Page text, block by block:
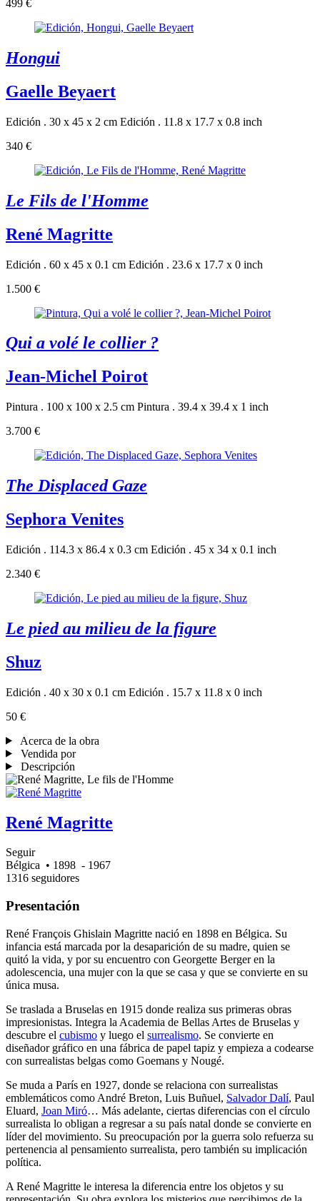
499 €
Hongui
Gaelle Beyaert
Edición . 30 x 45 x 2 cm Edición . 11.8 x 17.7 x 0.8 inch
340 €
Le Fils de l'Homme
René Magritte
Edición . 60 x 45 x 0.1 cm Edición . 23.6 x 17.7 x 0 inch
1.500 €
Qui a volé le collier ?
Jean-Michel Poirot
Pintura . 100 x 100 x 2.5 cm Pintura . 39.4 x 39.4 x 1 inch
3.700 €
The Displaced Gaze
Sephora Venites
Edición . 114.3 x 86.4 x 0.3 cm Edición . 45 x 34 x 0.1 inch
2.340 €
Le pied au milieu de la figure
Shuz
Edición . 40 x 30 x 0.1 cm Edición . 15.7 x 11.8 x 0 inch
50 €
Acerca de la obra
Vendida por
Descripción
René Magritte
Seguir
Bélgica • 1898 - 1967
1316 seguidores
Presentación
René François Ghislain Magritte nació en 1898 en Bélgica. Su
infancia está marcada por la desaparición de su madre, quien se
quitó la vida, y por su encuentro con Georgette Berger en la
adolescencia, una mujer con la que se casa y que se convierte en su
única musa.
Se traslada a Bruselas en 1915 donde realiza sus primeras obras
impresionistas. Integra la Academia de Bellas Artes de Bruselas y
descubre el cubismo y luego el surrealismo. Se convierte en
diseñador gráfico en una fábrica de papel tapiz y empieza a codearse
con surrealistas belgas como Goemans y Nougé.
Se muda a París en 1927, donde se relaciona con surrealistas
emblemáticos como André Breton, Luis Buñuel, Salvador Dalí, Paul
Eluard, Joan Miró… Más adelante, ciertas diferencias con el círculo
surrealista lo obligan a regresar a su país natal donde se convierte en
líder del movimiento. Su preocupación por la guerra solo refuerza su
pertenencia al pensamiento surrealista, pero también su implicación
política.
A René Magritte le interesa la diferencia entre los objetos y su